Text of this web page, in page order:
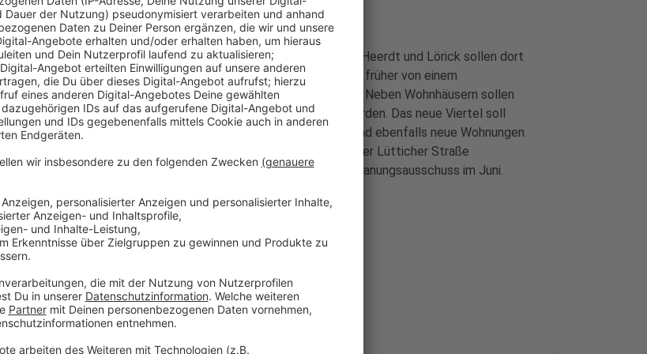
Unter anderem an der Hansaallee. An der Grenze von Oberkassel, Heerdt und Lörick sollen dort
bald über 300 neue Wohnungen gebaut werden. Die Fläche wurde früher von einem
Technologieunternehmen genutzt und steht heute teilweise leer. Neben Wohnhäusern sollen
dort auch eine Grundschule, eine KiTa aber auch Büros gebaut werden. Das neue Viertel soll
autofrei werden. Ein paar hundert Meter weiter in Niederkassel sind ebenfalls neue Wohnungen
geplant: Gut 100 sollen auf dem alten Hallenbad-Grundstück an der Lütticher Straße
entstehen. Endgültig entscheiden wird über beide Projekte der Planungsausschuss im Juni.
Anzeige
Weitere Infos und Links zum Thema:
Anzeige